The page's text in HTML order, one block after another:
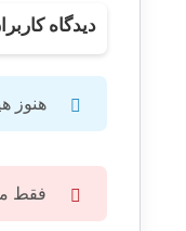
دیدگاه
هنوز
فقط